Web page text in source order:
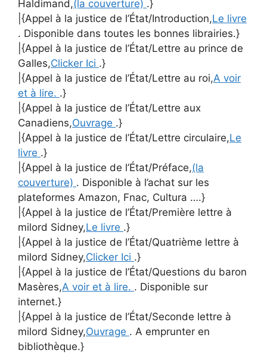
Haldimand,(la couverture) .}
|{Appel à la justice de l’État/Introduction,Le livre
. Disponible dans toutes les bonnes librairies.}
|{Appel à la justice de l’État/Lettre au prince de
Galles,Clicker Ici .}
|{Appel à la justice de l’État/Lettre au roi,A voir
et à lire. .}
|{Appel à la justice de l’État/Lettre aux
Canadiens,Ouvrage .}
|{Appel à la justice de l’État/Lettre circulaire,Le
livre .}
|{Appel à la justice de l’État/Préface,(la
couverture) . Disponible à l’achat sur les
plateformes Amazon, Fnac, Cultura ….}
|{Appel à la justice de l’État/Première lettre à
milord Sidney,Le livre .}
|{Appel à la justice de l’État/Quatrième lettre à
milord Sidney,Clicker Ici .}
|{Appel à la justice de l’État/Questions du baron
Masères,A voir et à lire. . Disponible sur
internet.}
|{Appel à la justice de l’État/Seconde lettre à
milord Sidney,Ouvrage . A emprunter en
bibliothèque.}